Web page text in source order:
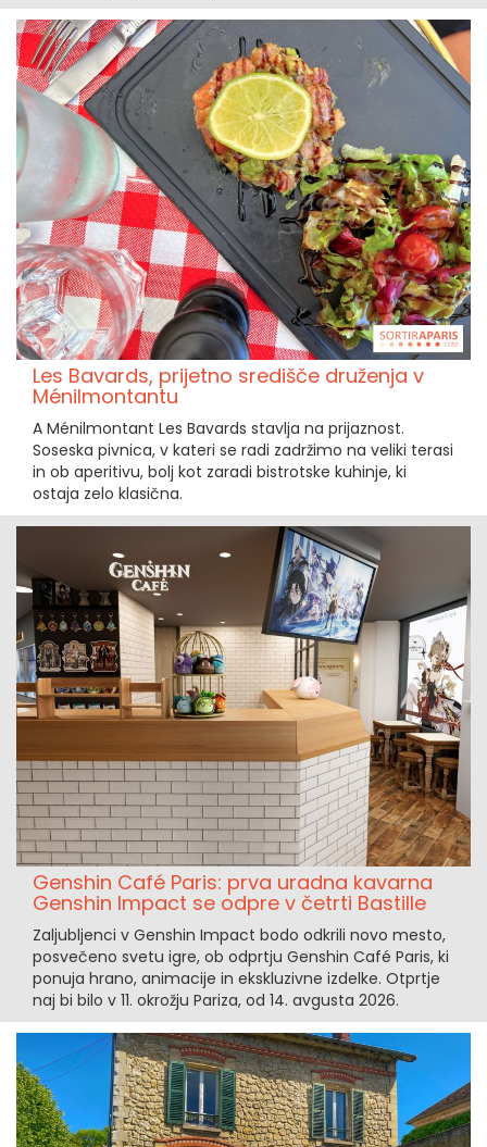
Les Bavards, prijetno središče druženja v
Ménilmontantu
A Ménilmontant Les Bavards stavlja na prijaznost.
Soseska pivnica, v kateri se radi zadržimo na veliki terasi
in ob aperitivu, bolj kot zaradi bistrotske kuhinje, ki
ostaja zelo klasična.
Genshin Café Paris: prva uradna kavarna
Genshin Impact se odpre v četrti Bastille
Zaljubljenci v Genshin Impact bodo odkrili novo mesto,
posvečeno svetu igre, ob odprtju Genshin Café Paris, ki
ponuja hrano, animacije in ekskluzivne izdelke. Otprtje
naj bi bilo v 11. okrožju Pariza, od 14. avgusta 2026.